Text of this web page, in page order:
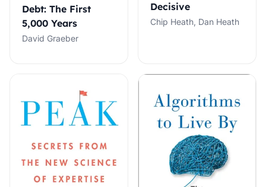
Debt: The First
5,000 Years
David Graeber
Decisive
Chip Heath, Dan Heath